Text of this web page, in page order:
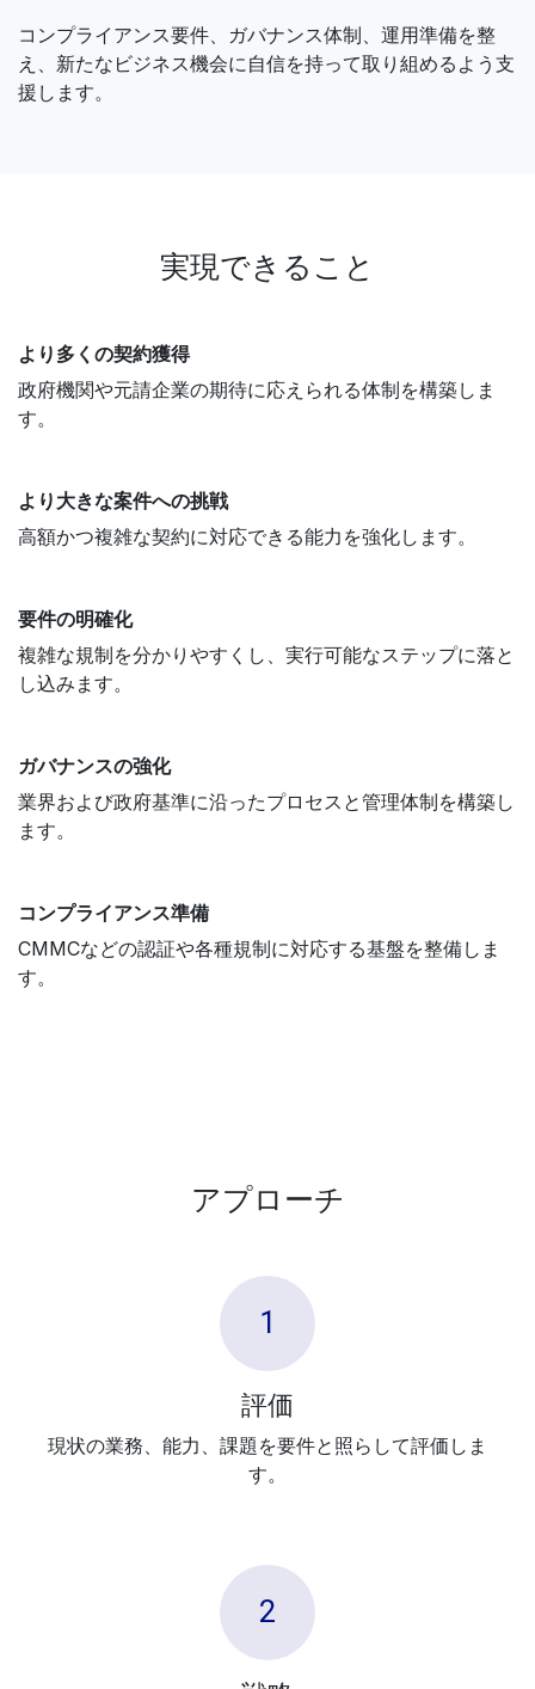
コンプライアンス要件、ガバナンス体制、運用準備を整
え、新たなビジネス機会に自信を持って取り組めるよう支
援します。
実現できること
より多くの契約獲得
政府機関や元請企業の期待に応えられる体制を構築しま
す。
より大きな案件への挑戦
高額かつ複雑な契約に対応できる能力を強化します。
要件の明確化
複雑な規制を分かりやすくし、実行可能なステップに落と
し込みます。
ガバナンスの強化
業界および政府基準に沿ったプロセスと管理体制を構築し
ます。
コンプライアンス準備
CMMCなどの認証や各種規制に対応する基盤を整備しま
す。
アプローチ
1
評価
現状の業務、能力、課題を要件と照らして評価しま
す。
2